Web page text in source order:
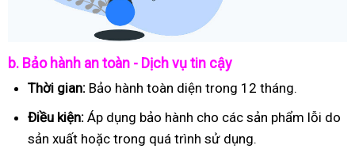
b. Bảo hành an toàn - Dịch vụ tin cậy
Thời gian: Bảo hành toàn diện trong 12 tháng.
Điều kiện: Áp dụng bảo hành cho các sản phẩm lỗi do
sản xuất hoặc trong quá trình sử dụng.